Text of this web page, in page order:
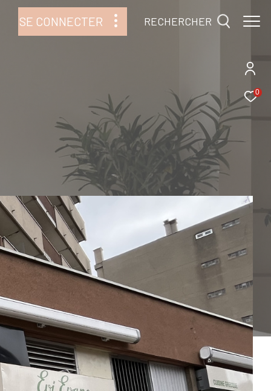
0
SE CONNECTER RECHERCHER